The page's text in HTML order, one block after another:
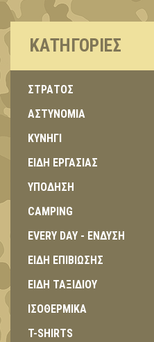
ΚΑΤΗΓΟΡΊΕΣ
ΣΤΡΑΤΟΣ
ΑΣΤΥΝΟΜΙΑ
ΚΥΝΗΓΙ
ΕΙΔΗ ΕΡΓΑΣΙΑΣ
ΥΠΟΔΗΣΗ
CAMPING
EVERY DAY - ΕΝΔΥΣΗ
ΕΙΔΗ ΕΠΙΒΙΩΣΗΣ
ΕΙΔΗ ΤΑΞΙΔΙΟΥ
ΙΣΟΘΕΡΜΙΚΑ
T-SHIRTS